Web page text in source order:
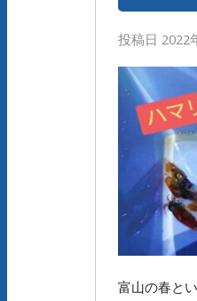
投稿日 2022
富山の春と